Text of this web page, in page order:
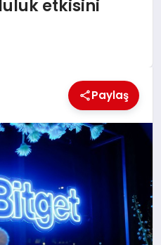
etkisini
Paylaş